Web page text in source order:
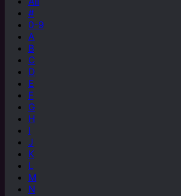
#
0-9
A
B
C
D
E
F
G
H
I
J
K
L
M
N